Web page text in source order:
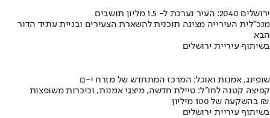
ירושלים 2040: העיר נערכת ל- 1.5 מליון תושבים
מנכ"לית העירייה מציגה תוכנית להשארת הצעירים ובניית עתיד הדור
הבא
בשיתוף עיריית ירושלים
שופינג, אמנות ואוכל: המרכז המתחדש של מזרח י-ם
קפיצה קטנה לחו"ל: טיילת חדשה, מיצגי אמנות, וכיכרות משופצות
בהשקעה של 100 מיליון ₪
בשיתוף עיריית ירושלים